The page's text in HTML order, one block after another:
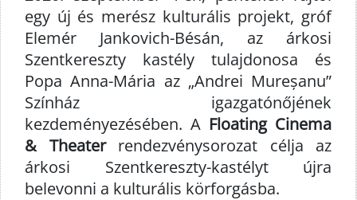
egy új és merész kulturális projekt, gróf
Elemér Jankovich-Bésán, az árkosi
Szentkereszty kastély tulajdonosa és
Popa Anna-Mária az „Andrei Mureșanu”
Színház igazgatónőjének
kezdeményezésében. A Floating Cinema
& Theaterrendezvénysorozat célja az
árkosi Szentkereszty-kastélyt újra
belevonni a kulturális körforgásba.